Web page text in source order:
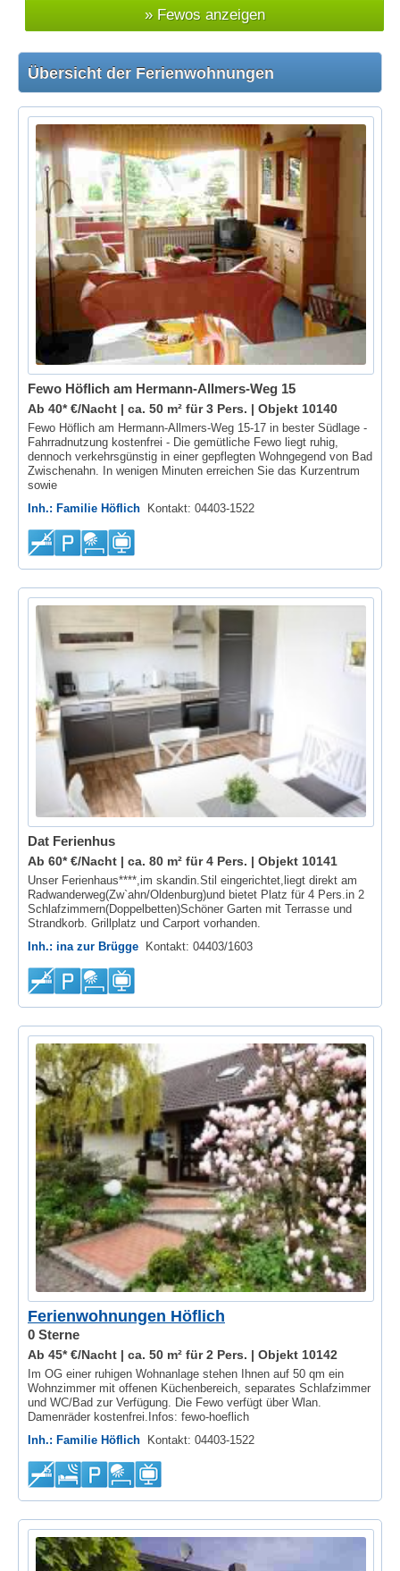
Übersicht der Ferienwohnungen
Fewo Höflich am Hermann-Allmers-Weg 15
Ab 40* €/Nacht | ca. 50 m² für 3 Pers. | Objekt 10140
Fewo Höflich am Hermann-Allmers-Weg 15-17 in bester Südlage -
Fahrradnutzung kostenfrei - Die gemütliche Fewo liegt ruhig,
dennoch verkehrsgünstig in einer gepflegten Wohngegend von Bad
Zwischenahn. In wenigen Minuten erreichen Sie das Kurzentrum
sowie
Inh.: Familie Höflich
Kontakt: 04403-1522
Dat Ferienhus
Ab 60* €/Nacht | ca. 80 m² für 4 Pers. | Objekt 10141
Unser Ferienhaus****,im skandin.Stil eingerichtet,liegt direkt am
Radwanderweg(Zw`ahn/Oldenburg)und bietet Platz für 4 Pers.in 2
Schlafzimmern(Doppelbetten)Schöner Garten mit Terrasse und
Strandkorb. Grillplatz und Carport vorhanden.
Inh.: ina zur Brügge
Kontakt: 04403/1603
Ferienwohnungen Höflich
0 Sterne
Ab 45* €/Nacht | ca. 50 m² für 2 Pers. | Objekt 10142
Im OG einer ruhigen Wohnanlage stehen Ihnen auf 50 qm ein
Wohnzimmer mit offenen Küchenbereich, separates Schlafzimmer
und WC/Bad zur Verfügung. Die Fewo verfügt über Wlan.
Damenräder kostenfrei.Infos: fewo-hoeflich
Inh.: Familie Höflich
Kontakt: 04403-1522